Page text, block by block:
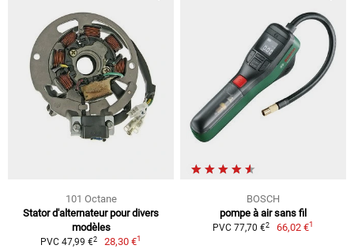
101 Octane
Stator d'alternateur pour divers
modèles
PVC 47,99 €2 28,30 €1
BOSCH
pompe à air sans fil
PVC 77,70 €2 66,02 €1